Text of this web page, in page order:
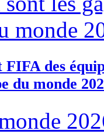
FIFA des
du monde